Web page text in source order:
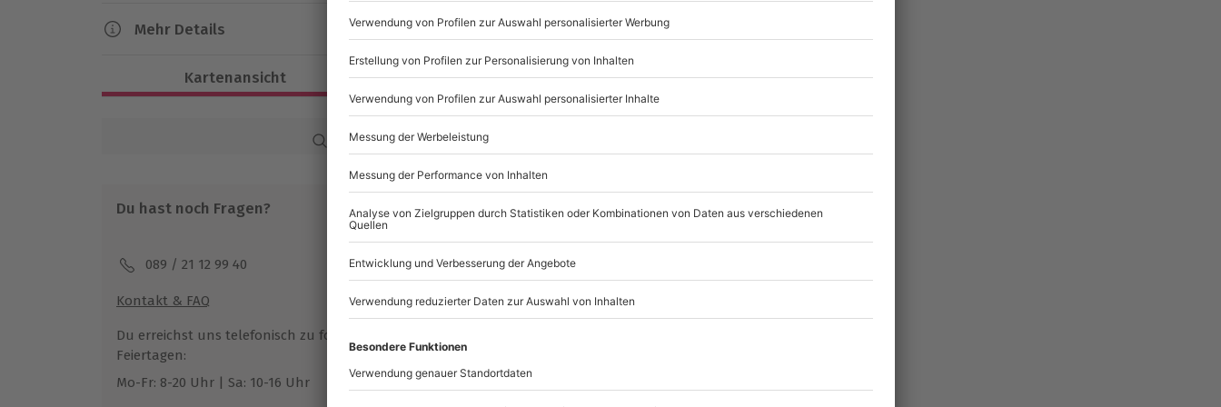
Mehr Details
Reine Fahrzeit: ca. 30 Minuten
Teilnahmebedingungen
Unterschriebener Haftungsausschluss
Bei starkem Regen behält sich der Partner vor, nur vor Ort partiell zu
verschieben oder im Ganzen die Veranstaltung zu unterbrechen oder
abzusagen
Kartenansicht Listenansicht
Karte in Großansicht
Du hast noch Fragen?
089 / 21 12 99 40
Kontakt & FAQ
mydaysGmbH
Mühldorfstraße 8
81671 München
Du erreichst uns telefonisch zu folgenden Zeiten, außer an bundesweiten
Feiertagen:
Mo-Fr: 8-20 Uhr | Sa: 10-16 Uhr